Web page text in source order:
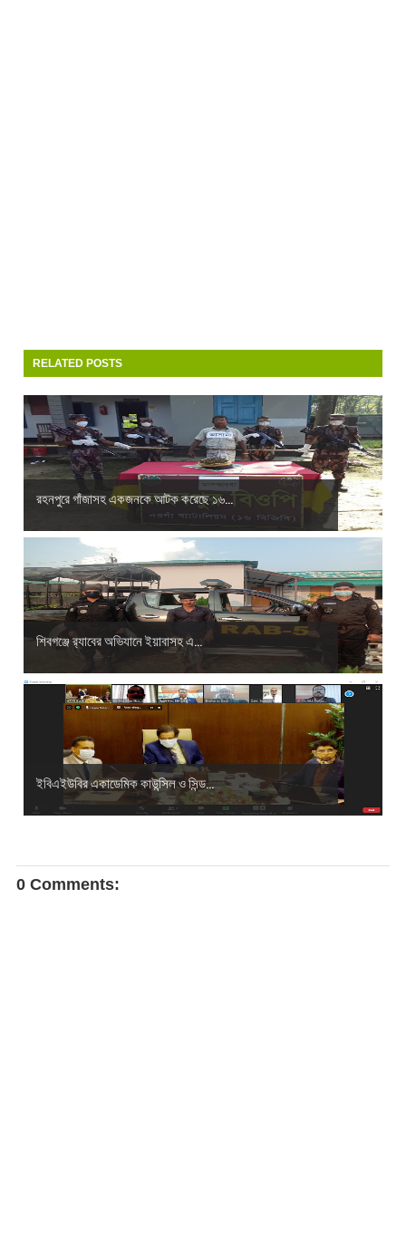
RELATED POSTS
রহনপুরে গাঁজাসহ একজনকে আটক করেছে ১৬...
শিবগঞ্জে র‌্যাবের অভিযানে ইয়াবাসহ এ...
ইবিএইউবির একাডেমিক কাউন্সিল ও সিন্ড...
0 Comments: